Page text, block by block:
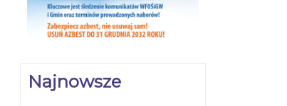
Najnowsze